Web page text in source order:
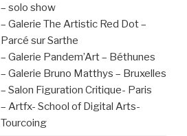
– solo show
– Galerie The Artistic Red Dot –
Parcé sur Sarthe
– Galerie Pandem’Art – Béthunes
– Galerie Bruno Matthys – Bruxelles
– Salon Figuration Critique- Paris
– Artfx- School of Digital Arts-
Tourcoing